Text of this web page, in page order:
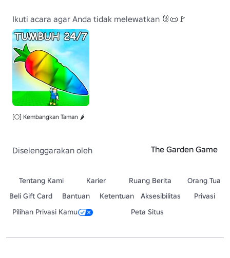
Ikuti acara agar Anda tidak melewatkan 🐰📜🚩
[🌕] Kembangkan Taman 🌶️
Diselenggarakan oleh The Garden Game
Tentang Kami Karier Ruang Berita
Orang Tua
Beli Gift Card
Bantuan Ketentuan Aksesibilitas
Privasi
Pilihan Privasi Kamu
Peta Situs